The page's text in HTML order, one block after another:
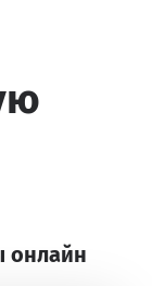
онлайн